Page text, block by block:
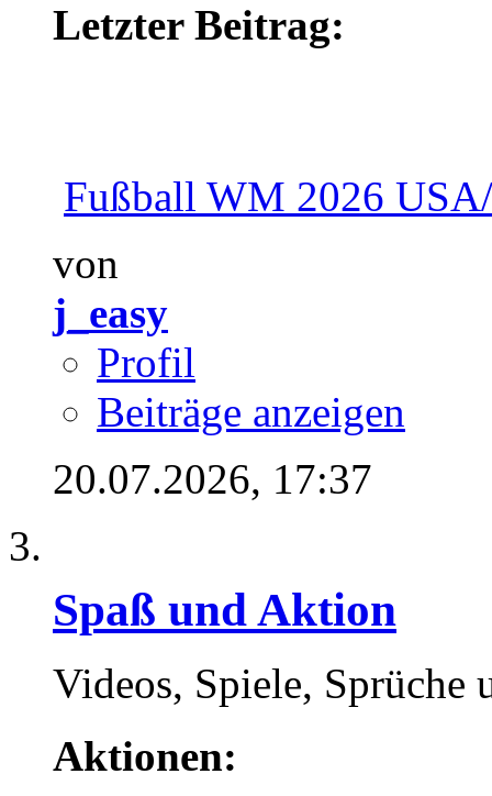
Letzter Beitrag:
Fußball WM 2026
von
j_easy
Profil
Beiträge anzeigen
20.07.2026, 17:37
Spaß und Aktion
Videos, Spiele, Sprüche
Aktionen: